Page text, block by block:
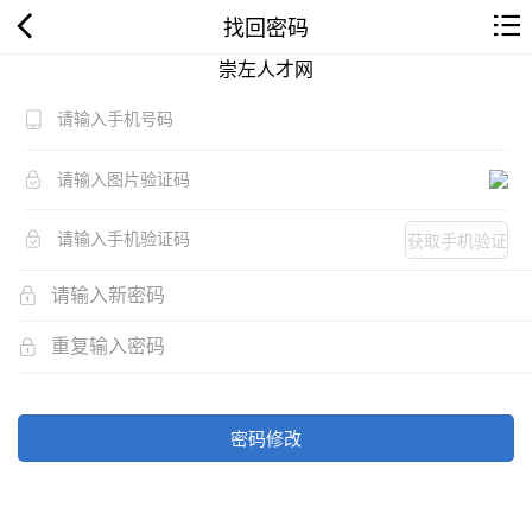
找回密码
崇左人才网
获取手机验证
密码修改